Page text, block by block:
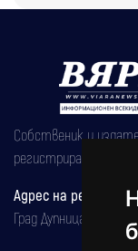
Собственик и
регистрирана на
Адрес на
Град Дупница,